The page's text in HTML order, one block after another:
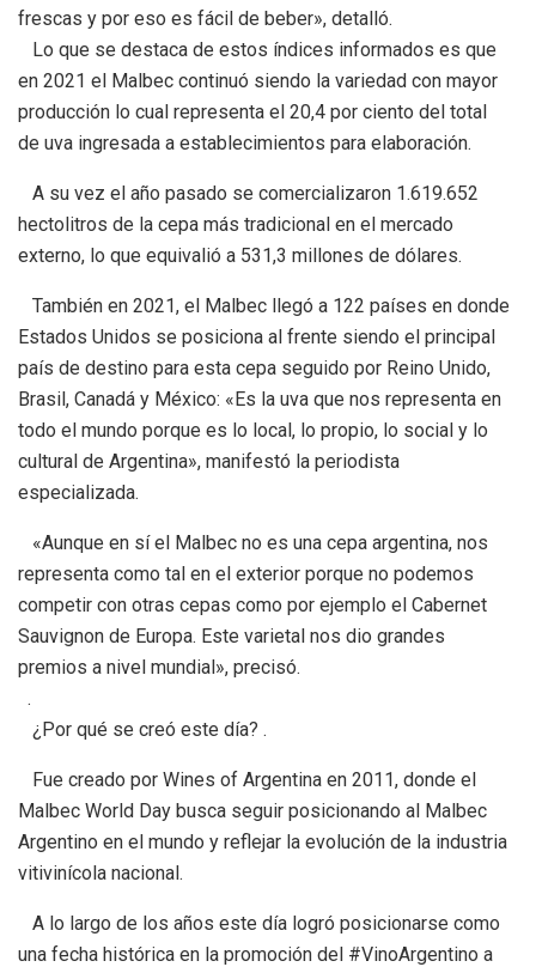
frescas y por eso es fácil de beber», detalló.
Lo que se destaca de estos índices informados es que
en 2021 el Malbec continuó siendo la variedad con mayor
producción lo cual representa el 20,4 por ciento del total
de uva ingresada a establecimientos para elaboración.
A su vez el año pasado se comercializaron 1.619.652
hectolitros de la cepa más tradicional en el mercado
externo, lo que equivalió a 531,3 millones de dólares.
También en 2021, el Malbec llegó a 122 países en donde
Estados Unidos se posiciona al frente siendo el principal
país de destino para esta cepa seguido por Reino Unido,
Brasil, Canadá y México: «Es la uva que nos representa en
todo el mundo porque es lo local, lo propio, lo social y lo
cultural de Argentina», manifestó la periodista
especializada.
«Aunque en sí el Malbec no es una cepa argentina, nos
representa como tal en el exterior porque no podemos
competir con otras cepas como por ejemplo el Cabernet
Sauvignon de Europa. Este varietal nos dio grandes
premios a nivel mundial», precisó.
.
¿Por qué se creó este día? .
Fue creado por Wines of Argentina en 2011, donde el
Malbec World Day busca seguir posicionando al Malbec
Argentino en el mundo y reflejar la evolución de la industria
vitivinícola nacional.
A lo largo de los años este día logró posicionarse como
una fecha histórica en la promoción del #VinoArgentino a